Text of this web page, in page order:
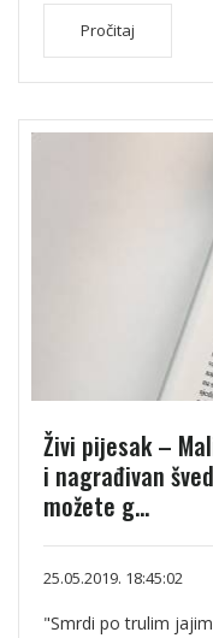
Pročitaj
Živi pijesak –
i nagrađivan
možete g...
25.05.2019. 18:45:02
"Smrdi po trulim